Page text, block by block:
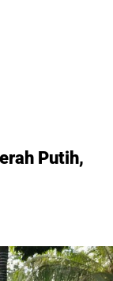
Putih,